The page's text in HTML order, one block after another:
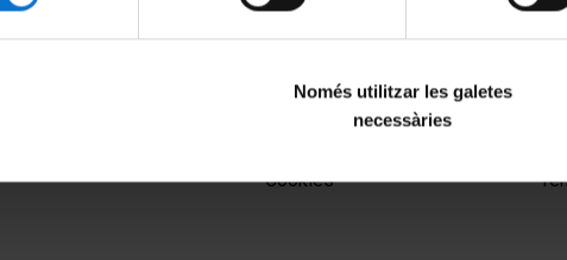
Només utilitzar les galetes
necessàries
Cookies